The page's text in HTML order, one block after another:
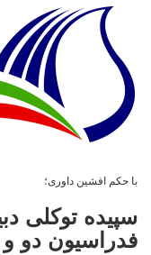
با حکم افشین داوری؛
سپیده توکلی
فدراسیون دو